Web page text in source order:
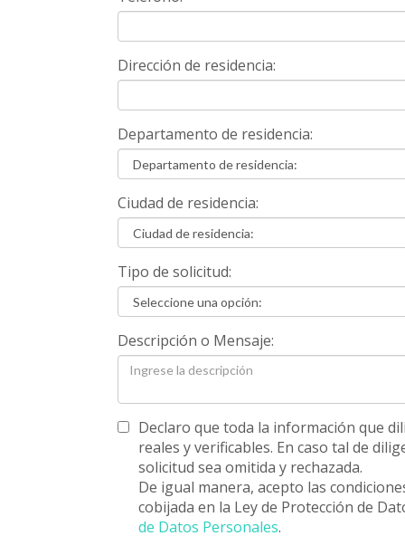
Dirección de residencia:
Departamento de residencia:
Ciudad de residencia:
Tipo de solicitud:
Descripción o Mensaje:
Declaro que toda la información que
reales y verificables. En caso tal de
solicitud sea omitida y rechazada.
De igual manera, acepto las
cobijada en la Ley de Protección de
de Datos Personales.